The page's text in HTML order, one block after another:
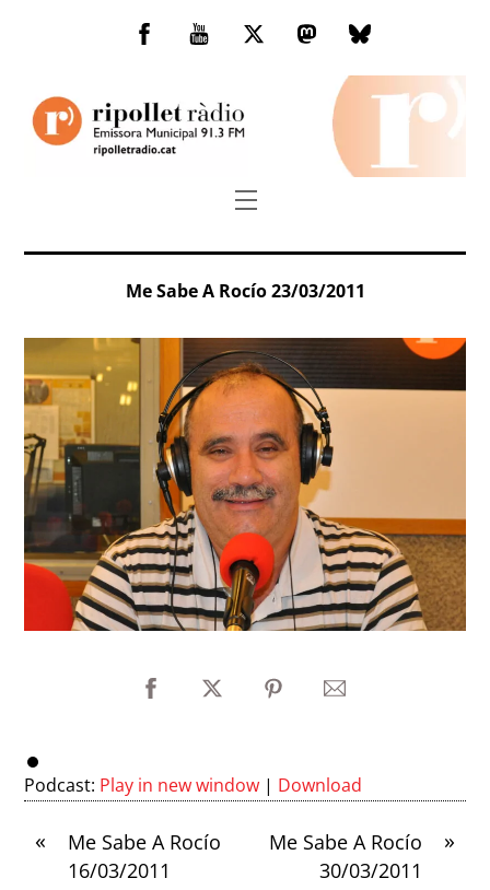
Facebook
You
TwitterMastodonBluesky
Menu
Me Sabe A Rocío 23/03/2011
Podcast: Play in new window | Download
«
Me Sabe A Rocío
16/03/2011
»
Me Sabe A Rocío
30/03/2011